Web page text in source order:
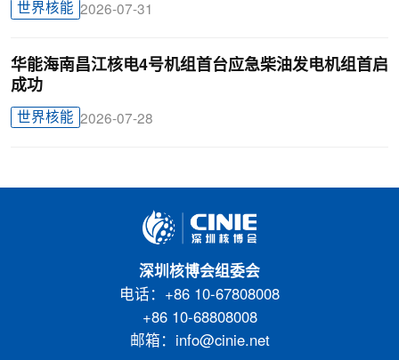
世界核能 2026-07-31
华能海南昌江核电4号机组首台应急柴油发电机组首启
成功
世界核能 2026-07-28
深圳核博会组委会
电话：+86 10-67808008
+86 10-68808008
邮箱：info@cinie.net